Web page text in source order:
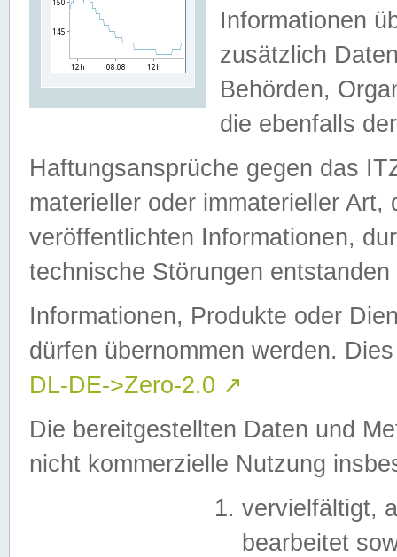
Informationen
zusätzlich
Behörden,
die ebenfalls
Haftungsansprüche gegen das
materieller oder immaterieller
veröffentlichten Informationen,
technische Störungen
Informationen, Produkte oder
dürfen übernommen werden.
DL-DE->Zero-2.0 ↗
Die bereitgestellten Daten und
nicht kommerzielle Nutzung
vervielfältigt,
bearbeitet